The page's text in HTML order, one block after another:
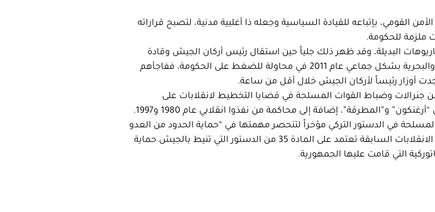
القومي، بإتباعه للقيادة السياسية وجعله ذا أغلبية مدنية، لتصبح قراراته
ملزمة للحكومة.
البديلة، وقد ظهر ذلك جلياً حين استقال رئيس أركان الجيش وقادة
القوات الجوية والبرية والبحرية بشكل جماعي عام 2011 في محاولة للضغط على الحكومة، ففاجأهم
أوزار رئيساً لأركان الجيش خلال أقل من ساعة.
وضباط القوات المسلحة في قضايا التخطيط لانقلابات على
و”المطرقة”، إضافة إلى محاكمة من نفذوا انقلابي عام 1980 و1997.
في الدستور التركي مؤخراً لتنحصر مهمتها في “حماية الحدود من العدو
الخارجي” بعد أن كانت الانقلابات السابقة تعتمد على المادة 35 من الدستور التي تنيط بالجيش حماية
التي قامت عليها الجمهورية.